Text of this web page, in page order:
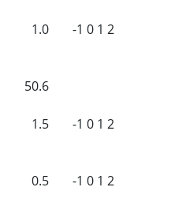
1.0 -1 0 1 2
50.6
1.5 -1 0 1 2
0.5 -1 0 1 2